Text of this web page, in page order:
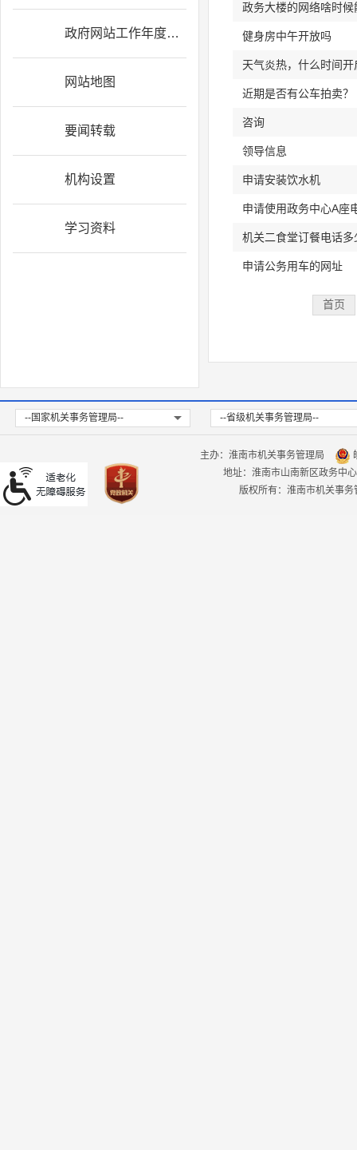
政府网站工作年度报表
网站地图
要闻转载
机构设置
学习资料
政务大楼的网络啥时候
健身房中午开放吗
天气炎热，什么时间开
近期是否有公车拍卖？
咨询
领导信息
申请安装饮水机
申请使用政务中心A座
机关二食堂订餐电话多
申请公务用车的网址
首页
--国家机关事务管理局-- --省级机关事务管理局--
主办：淮南市机关事务管理局
地址：淮南市山南新区政务中
版权所有：淮南市机关事务